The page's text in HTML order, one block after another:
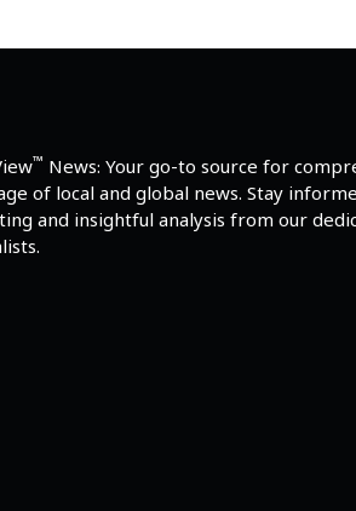
™ News: Your go-to source for
of local and global news. Stay
and insightful analysis from our